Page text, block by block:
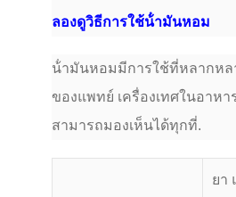
ลองดูวิธีการใช้น้ํามันหอม
น้ํามันหอมมีการใช้ที่หลากหล
ของแพทย์ เครื่องเทศในอาห
สามารถมองเห็นได้ทุกที่.
ยา